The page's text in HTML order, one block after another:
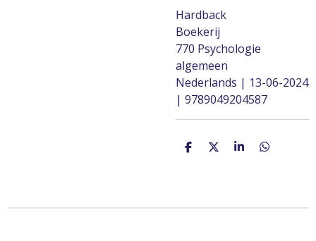
Hardback
Boekerij
770 Psychologie
algemeen
Nederlands | 13-06-2024
| 9789049204587
D
D
S
D